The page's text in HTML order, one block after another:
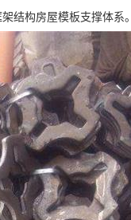
结构房屋模板支撑体系。